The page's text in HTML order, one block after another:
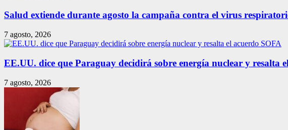
Salud extiende durante agosto la campaña contra el virus
7 agosto, 2026
EE.UU. dice que Paraguay decidirá sobre energía nuclear y resalta
7 agosto, 2026